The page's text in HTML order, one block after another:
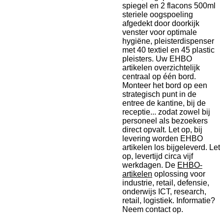
spiegel en 2 flacons 500ml
steriele oogspoeling
afgedekt door doorkijk
venster voor optimale
hygiëne, pleisterdispenser
met 40 textiel en 45 plastic
pleisters. Uw EHBO
artikelen overzichtelijk
centraal op één bord.
Monteer het bord op een
strategisch punt in de
entree de kantine, bij de
receptie... zodat zowel bij
personeel als bezoekers
direct opvalt. Let op, bij
levering worden EHBO
artikelen los bijgeleverd. Let
op, levertijd circa vijf
werkdagen. De EHBO-
artikelen oplossing voor
industrie, retail, defensie,
onderwijs ICT, research,
retail, logistiek. Informatie?
Neem contact op.